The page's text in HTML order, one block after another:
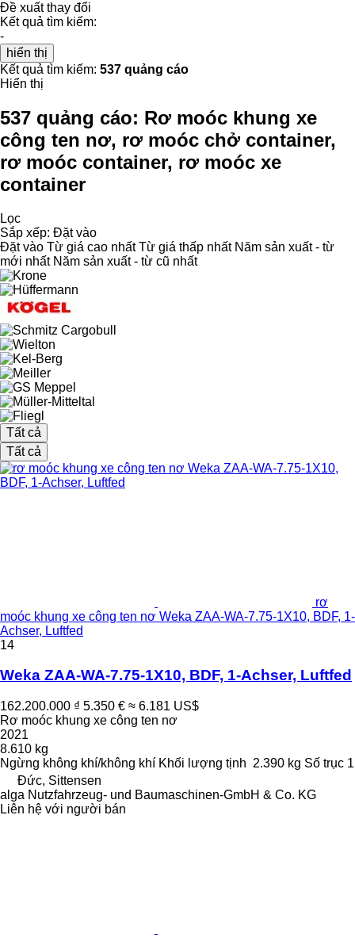
Đề xuất thay đổi
Kết quả tìm kiếm:
-
hiển thị
Kết quả tìm kiếm: 537 quảng cáo
Hiển thị
537 quảng cáo: Rơ moóc khung xe
công ten nơ, rơ moóc chở container,
rơ moóc container, rơ moóc xe
container
Lọc
Sắp xếp: Đặt vào
Đặt vào Từ giá cao nhất Từ giá thấp nhất Năm sản xuất - từ
mới nhất Năm sản xuất - từ cũ nhất
Tất cả
Tất cả
rơ
moóc khung xe công ten nơ Weka ZAA-WA-7.75-1X10, BDF, 1-
Achser, Luftfed
14
Weka ZAA-WA-7.75-1X10, BDF, 1-Achser, Luftfed
162.200.000 ₫ 5.350 € ≈ 6.181 US$
Rơ moóc khung xe công ten nơ
2021
8.610 kg
Ngừng không khí/không khí Khối lượng tịnh 2.390 kg Số trục 1
Đức, Sittensen
alga Nutzfahrzeug- und Baumaschinen-GmbH & Co. KG
Liên hệ với người bán